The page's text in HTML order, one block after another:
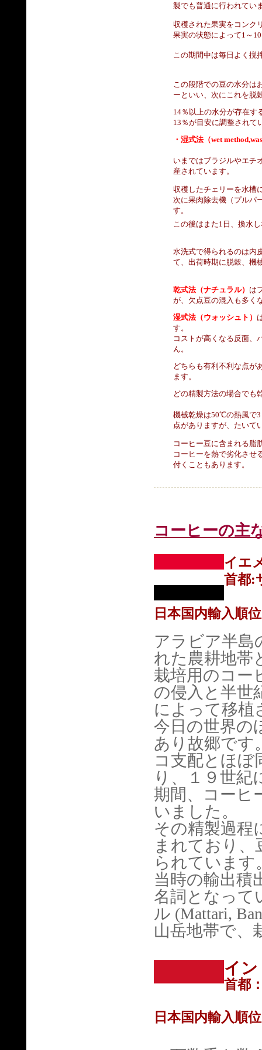
製でも普通に行われてい
収穫された果実をコンク
果実の状態によって1～
この期間中は毎日よく撹
この段階での豆の水分は
ーといい、次にこれを脱
14％以上の水分が存在す
13％が目安に調整されて
・湿式法（wet
いまではブラジルやエチ
産されています。
収穫したチェリーを水槽
次に果肉除去機（プルパ
す。
この後はまた1日、換水
水洗式で得られるのは内
て、出荷時期に脱穀、機
乾式法（ナチュラル） は
が、欠点豆の混入も多く
湿式法（ウォッシュト）
す。
コストが高くなる反面、
ん。
どちらも有利不利な点が
ます。
どの精製方法の場合でも
機械乾燥は50℃の熱風で
点がありますが、たいて
コーヒー豆に含まれる脂
コーヒーを熱で劣化させ
付くこともあります。
コーヒーの主
イエ
首都:
日本国内輸入順
アラビア半島
れた農耕地帯
栽培用のコー
の侵入と半世
によって移植
今日の世界の
あり故郷です
コ支配とほぼ
り、１９世
期間、コーヒ
いました。
その精製過程
まれており、
られています
当時の輸出積
名詞となって
ル (Mattari,
山岳地帯で、
イン
首都
日本国内輸入順